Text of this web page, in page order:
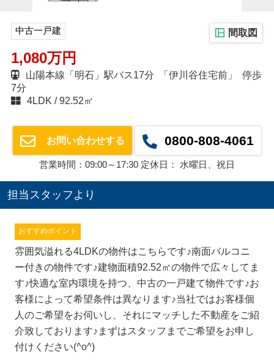
中古一戸建 間取図
1,080万円
山陽本線「明石」駅バス17分 「伊川谷住宅前」 停歩
7分
4LDK
92.52㎡
お問い合わせする 0800-808-4061
営業時間：09:00～17:30 定休日： 水曜日、祝日
担当スタッフより
おすすめポイント
雰囲気溢れる4LDKの物件はこちらです♪南面バルコニ
ー付きの物件です♪建物面積92.52㎡の物件で広々してま
す♪快適な室内環境を持つ、中古の一戸建て物件です♪お
客様によって希望条件は異なります♪当社ではお客様個
人のご希望をお伺いし、それにマッチした不動産をご紹
介致しております♪まずはスタッフまでご希望をお申し
付けください(^o^)